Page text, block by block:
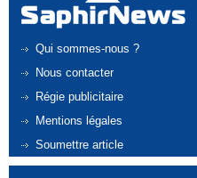
Qui sommes-nous ?
Nous contacter
Régie publicitaire
Mentions légales
Soumettre article